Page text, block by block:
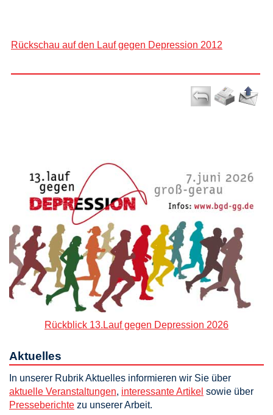
Rückschau auf den Lauf gegen Depression 2012
Rückblick 13.Lauf gegen Depression 2026
Aktuelles
In unserer Rubrik Aktuelles informieren wir Sie über
aktuelle Veranstaltungen, interessante Artikel sowie über
Presseberichte zu unserer Arbeit.